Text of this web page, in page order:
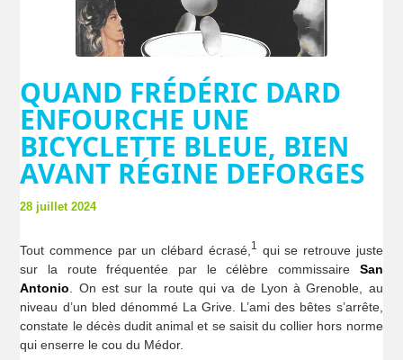
QUAND FRÉDÉRIC DARD
ENFOURCHE UNE
BICYCLETTE BLEUE, BIEN
AVANT RÉGINE DEFORGES
28 juillet 2024
Tout commence par un clébard écrasé, 1
qui se retrouve juste
sur la route fréquentée par le célèbre commissaire San
Antonio . On est sur la route qui va de Lyon à Grenoble, au
niveau d’un bled dénommé La Grive. L’ami des bêtes s’arrête,
constate le décès dudit animal et se saisit du collier hors norme
qui enserre le cou du Médor.